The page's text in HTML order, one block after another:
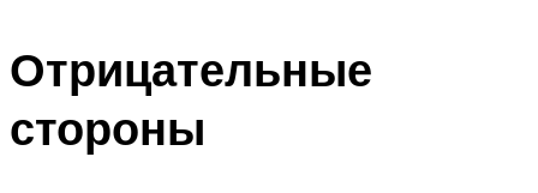
Отрицательные
стороны